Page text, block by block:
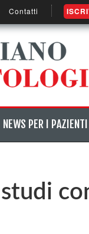
Contatti
NEWS PER I PAZIENTI